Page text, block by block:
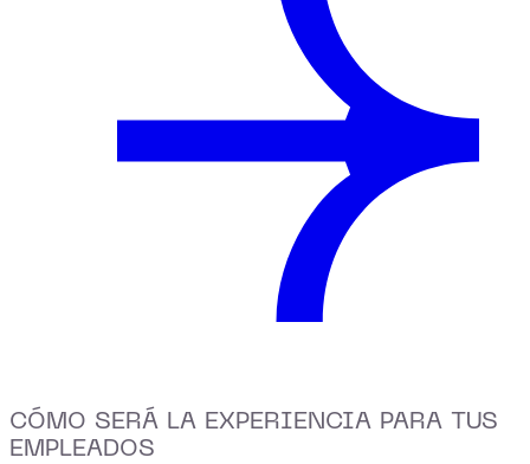
CÓMO SERÁ LA EXPERIENCIA PARA TUS
EMPLEADOS